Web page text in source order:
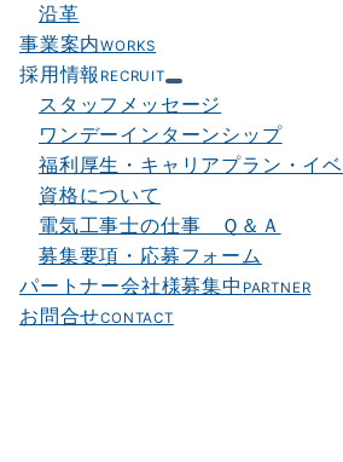
沿革
事業案内WORKS
採用情報 RECRUIT
スタッフメッセージ
ワンデーインターンシップ
福利厚生・キャリアプラン・イベ
資格について
電気工事士の仕事 Ｑ＆Ａ
募集要項・応募フォーム
パートナー会社様募集中 PARTNER
お問合せCONTACT